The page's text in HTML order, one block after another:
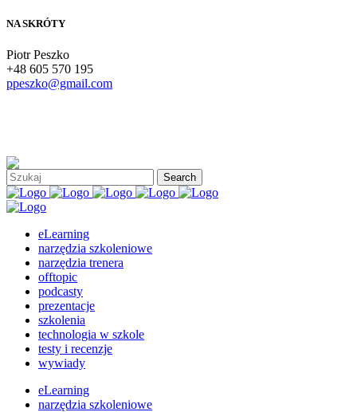
NA SKRÓTY
Piotr Peszko
+48 605 570 195
ppeszko@gmail.com
eLearning
narzędzia szkoleniowe
narzędzia trenera
offtopic
podcasty
prezentacje
szkolenia
technologia w szkole
testy i recenzje
wywiady
eLearning
narzędzia szkoleniowe